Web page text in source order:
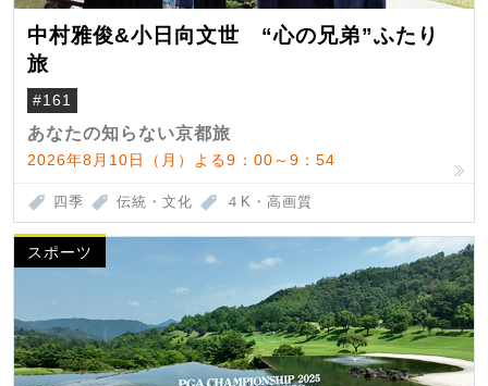
中村雅俊&小日向文世 “心の兄弟”ふたり
旅
#161
あなたの知らない京都旅
2026年8月10日（月）よる9：00～9：54
四季 伝統・文化 ４K・高画質
スポーツ